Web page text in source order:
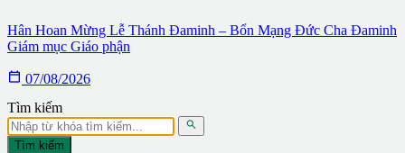
Hân Hoan Mừng Lễ Thánh Đaminh – Bổn Mạng Đức Cha Đaminh
Giám mục Giáo phận
 07/08/2026
Tìm kiếm

Tìm kiếm